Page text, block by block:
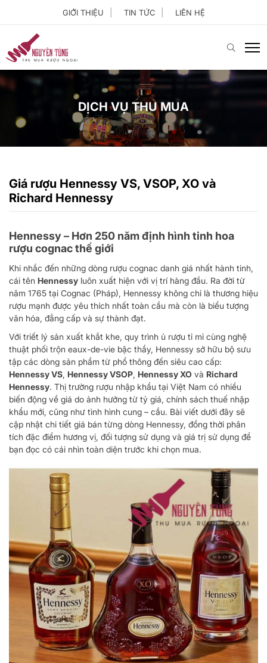
GIỚI THIỆU TIN TỨC LIÊN HỆ
DỊCH VỤ THU MUA
Giá rượu Hennessy VS, VSOP, XO và
Richard Hennessy
Hennessy – Hơn 250 năm định hình tinh hoa
rượu cognac thế giới
Khi nhắc đến những dòng rượu cognac danh giá nhất hành tinh,
cái tên Hennessy luôn xuất hiện với vị trí hàng đầu. Ra đời từ
năm 1765 tại Cognac (Pháp), Hennessy không chỉ là thương hiệu
rượu mạnh được yêu thích nhất toàn cầu mà còn là biểu tượng
văn hóa, đẳng cấp và sự thành đạt.
Với triết lý sản xuất khắt khe, quy trình ủ rượu tỉ mỉ cùng nghệ
thuật phối trộn eaux-de-vie bậc thầy, Hennessy sở hữu bộ sưu
tập các dòng sản phẩm từ phổ thông đến siêu cao cấp:
Hennessy VS, Hennessy VSOP, Hennessy XO và Richard
Hennessy. Thị trường rượu nhập khẩu tại Việt Nam có nhiều
biến động về giá do ảnh hưởng từ tỷ giá, chính sách thuế nhập
khẩu mới, cũng như tình hình cung – cầu. Bài viết dưới đây sẽ
cập nhật chi tiết giá bán từng dòng Hennessy, đồng thời phân
tích đặc điểm hương vị, đối tượng sử dụng và giá trị sử dụng để
bạn đọc có cái nhìn toàn diện trước khi chọn mua.